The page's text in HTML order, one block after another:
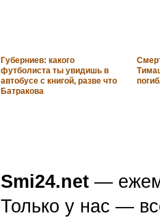
Губерниев: какого
футболиста ты увидишь в
автобусе с книгой, разве что
Батракова
Smi24.net —
Только у нас —